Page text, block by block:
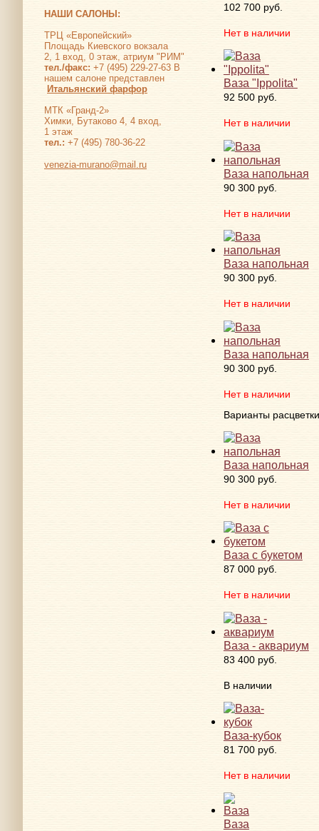
НАШИ САЛОНЫ:
ТРЦ «Европейский»
Площадь Киевского вокзала
2, 1 вход, 0 этаж, атриум "РИМ"
тел./факс: +7 (495) 229-27-63 В
нашем салоне представлен
Итальянский фарфор
МТК «Гранд-2»
Химки, Бутаково 4, 4 вход,
1 этаж
тел.: +7 (495) 780-36-22
venezia-murano@mail.ru
102 700 руб.
Нет в наличии
Ваза "Ippolita"
92 500 руб.
Нет в наличии
Ваза напольная
90 300 руб.
Нет в наличии
Ваза напольная
90 300 руб.
Нет в наличии
Ваза напольная
90 300 руб.
Нет в наличии
Варианты расцветки
Ваза напольная
90 300 руб.
Нет в наличии
Ваза с букетом
87 000 руб.
Нет в наличии
Ваза - аквариум
83 400 руб.
В наличии
Ваза-кубок
81 700 руб.
Нет в наличии
Ваза